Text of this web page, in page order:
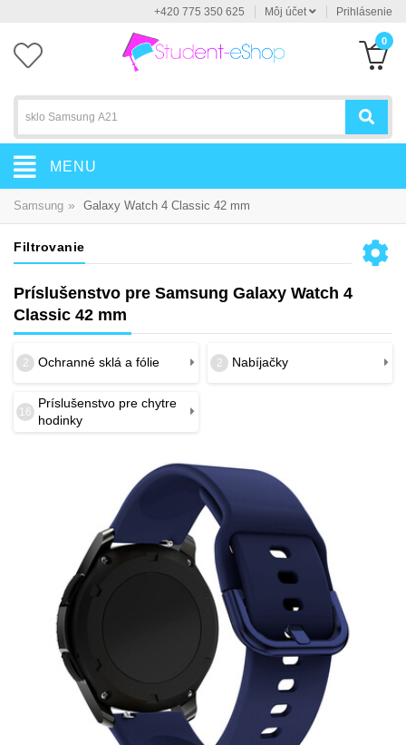
+420 775 350 625 Môj účet Prihlásenie
0
MENU
Samsung » Galaxy Watch 4 Classic 42 mm
Filtrovanie
Príslušenstvo pre Samsung Galaxy Watch 4
Classic 42 mm
2 Ochranné sklá a fólie 2 Nabíjačky
16
Príslušenstvo pre chytre
hodinky